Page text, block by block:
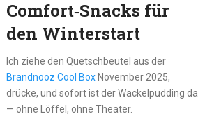
Comfort‑Snacks für
den Winterstart
Ich ziehe den Quetschbeutel aus der
Brandnooz Cool BoxNovember 2025,
drücke, und sofort ist der Wackelpudding da
— ohne Löffel, ohne Theater.